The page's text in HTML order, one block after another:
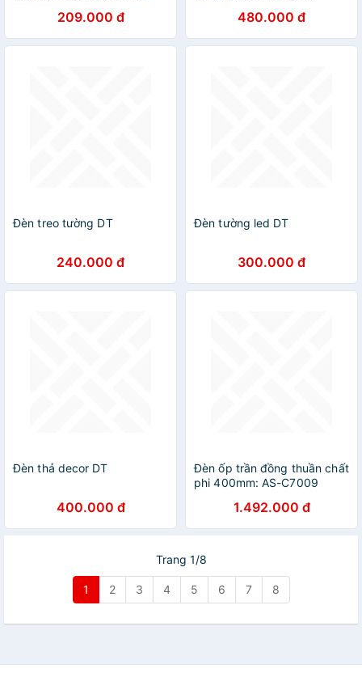
tĩnh điện209.000 đ 480.000 đ
Đèn treo tường DT
240.000 đ
Đèn tường led DT
300.000 đ
Đèn thả decor DT
400.000 đ
Đèn ốp trần đồng thuần chất
phi 400mm: AS-C7009
trần sảnh, đèn cầu thang DT
1.492.000 đ
Trang 1/8
1 2 3 4 5 6 7 8